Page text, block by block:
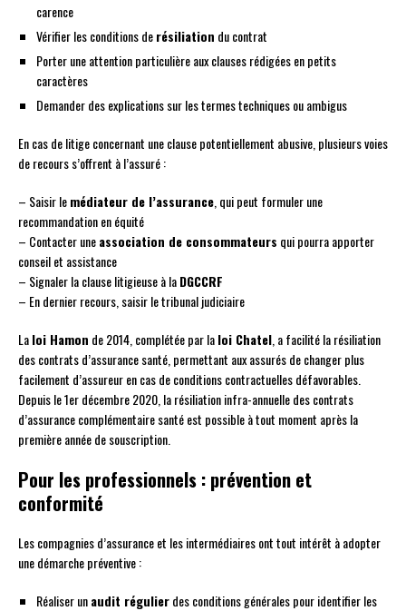
carence
Vérifier les conditions derésiliation du contrat
Porter une attention particulière aux clauses rédigées en petits
caractères
Demander des explications sur les termes techniques ou ambigus
En cas de litige concernant une clause potentiellement abusive, plusieurs voies
de recours s’offrent à l’assuré :
– Saisir lemédiateur de l’assurance, qui peut formuler une
recommandation en équité
– Contacter uneassociation de consommateurs qui pourra apporter
conseil et assistance
– Signaler la clause litigieuse à laDGCCRF
– En dernier recours, saisir le tribunal judiciaire
Laloi Hamon de 2014, complétée par laloi Chatel, a facilité la résiliation
des contrats d’assurance santé, permettant aux assurés de changer plus
facilement d’assureur en cas de conditions contractuelles défavorables.
Depuis le 1er décembre 2020, la résiliation infra-annuelle des contrats
d’assurance complémentaire santé est possible à tout moment après la
première année de souscription.
Pour les professionnels : prévention et
conformité
Les compagnies d’assurance et les intermédiaires ont tout intérêt à adopter
une démarche préventive :
Réaliser unaudit régulierdes conditions générales pour identifier les